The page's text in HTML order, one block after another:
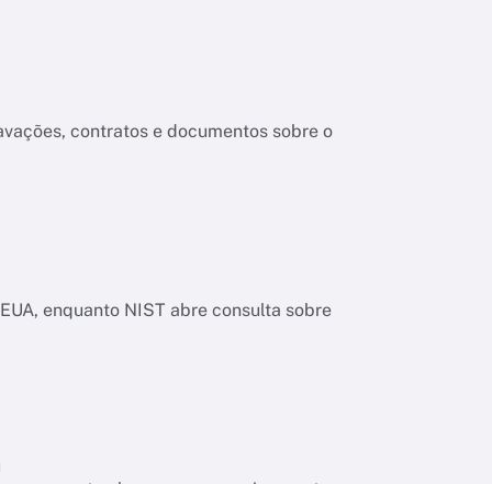
contratos e documentos sobre o
enquanto NIST abre consulta sobre